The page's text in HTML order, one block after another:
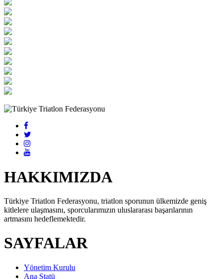
HAKKIMIZDA
Türkiye Triatlon Federasyonu, triatlon sporunun ülkemizde geniş
kitlelere ulaşmasını, sporcularımızın uluslararası başarılarının
artmasını hedeflemektedir.
SAYFALAR
Yönetim Kurulu
Ana Statü